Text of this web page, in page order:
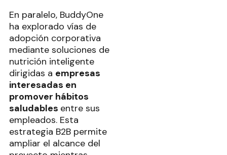
En paralelo, BuddyOne
ha explorado vías de
adopción corporativa
mediante soluciones de
nutrición inteligente
dirigidas a empresas
interesadas en
promover hábitos
saludables entre sus
empleados. Esta
estrategia B2B permite
ampliar el alcance del